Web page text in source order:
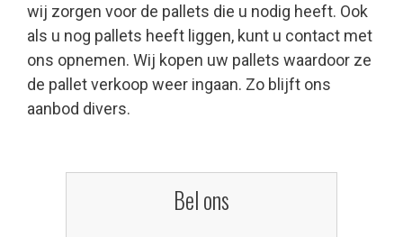
wij zorgen voor de pallets die u nodig heeft. Ook
als u nog pallets heeft liggen, kunt u contact met
ons opnemen. Wij kopen uw pallets waardoor ze
de pallet verkoop weer ingaan. Zo blijft ons
aanbod divers.
Bel ons